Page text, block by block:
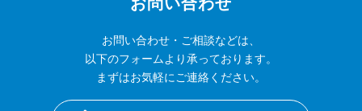
お問い合わせ・ご相談などは、
以下のフォームより承っております。
まずはお気軽にご連絡ください。